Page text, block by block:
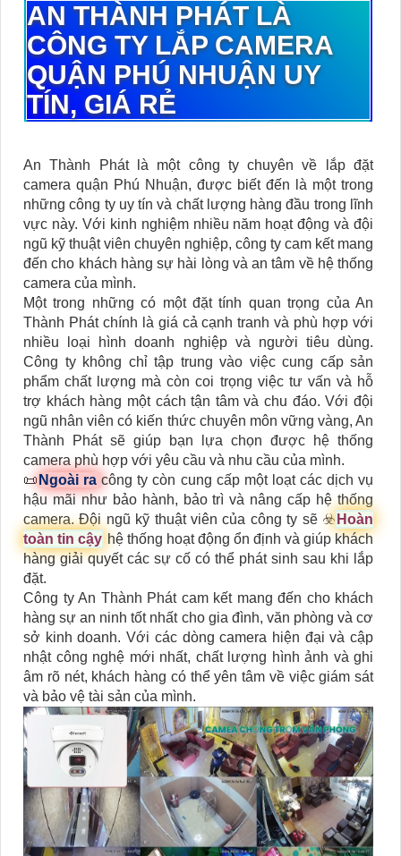
AN THÀNH PHÁT LÀ
CÔNG TY LẮP CAMERA
QUẬN PHÚ NHUẬN UY
TÍN, GIÁ RẺ
An Thành Phát là một công ty chuyên về lắp đặt
camera quận Phú Nhuận, được biết đến là một trong
những công ty uy tín và chất lượng hàng đầu trong lĩnh
vực này. Với kinh nghiệm nhiều năm hoạt động và đội
ngũ kỹ thuật viên chuyên nghiệp, công ty cam kết mang
đến cho khách hàng sự hài lòng và an tâm về hệ thống
camera của mình.
Một trong những có một đặt tính quan trọng của An
Thành Phát chính là giá cả cạnh tranh và phù hợp với
nhiều loại hình doanh nghiệp và người tiêu dùng.
Công ty không chỉ tập trung vào việc cung cấp sản
phẩm chất lượng mà còn coi trọng việc tư vấn và hỗ
trợ khách hàng một cách tận tâm và chu đáo. Với đội
ngũ nhân viên có kiến thức chuyên môn vững vàng, An
Thành Phát sẽ giúp bạn lựa chọn được hệ thống
camera phù hợp với yêu cầu và nhu cầu của mình.
📜 Ngoài racông ty còn cung cấp một loạt các dịch vụ
hậu mãi như bảo hành, bảo trì và nâng cấp hệ thống
camera. Đội ngũ kỹ thuật viên của công ty sẽ ☣️ Hoàn
toàn tin cậy hệ thống hoạt động ổn định và giúp khách
hàng giải quyết các sự cố có thể phát sinh sau khi lắp
đặt.
Công ty An Thành Phát cam kết mang đến cho khách
hàng sự an ninh tốt nhất cho gia đình, văn phòng và cơ
sở kinh doanh. Với các dòng camera hiện đại và cập
nhật công nghệ mới nhất, chất lượng hình ảnh và ghi
âm rõ nét, khách hàng có thể yên tâm về việc giám sát
và bảo vệ tài sản của mình.